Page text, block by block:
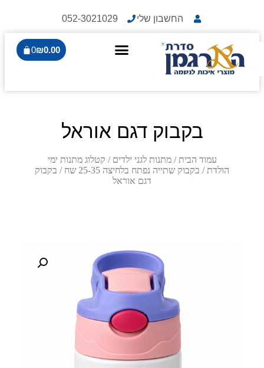
החשבון שלי 052-3021029
₪0.00
0
בקבוק דגם אוראל
עמוד הבית /מתנות לגני ילדים / קטלוג מתנות ימי
הולדת / בקבוק שתייה נפתח בלחיצה 25-35 שח
/ בקבוק
דגם אוראל